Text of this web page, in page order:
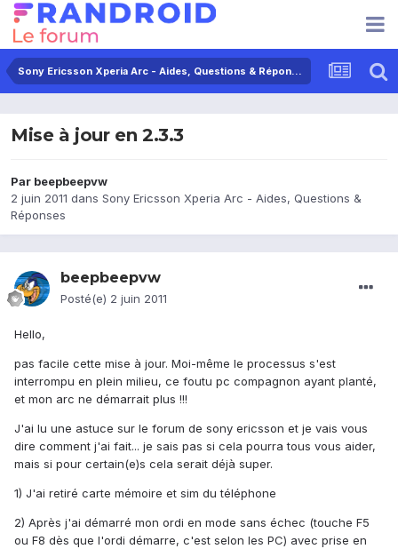
Sony Ericsson Xperia Arc - Aides, Questions & Réponses
Mise à jour en 2.3.3
Par beepbeepvw
2 juin 2011 dans Sony Ericsson Xperia Arc - Aides, Questions &
Réponses
beepbeepvw
Posté(e) 2 juin 2011
Hello,
pas facile cette mise à jour. Moi-même le processus s'est
interrompu en plein milieu, ce foutu pc compagnon ayant planté,
et mon arc ne démarrait plus !!!
J'ai lu une astuce sur le forum de sony ericsson et je vais vous
dire comment j'ai fait... je sais pas si cela pourra tous vous aider,
mais si pour certain(e)s cela serait déjà super.
1) J'ai retiré carte mémoire et sim du téléphone
2) Après j'ai démarré mon ordi en mode sans échec (touche F5
ou F8 dès que l'ordi démarre, c'est selon les PC) avec prise en